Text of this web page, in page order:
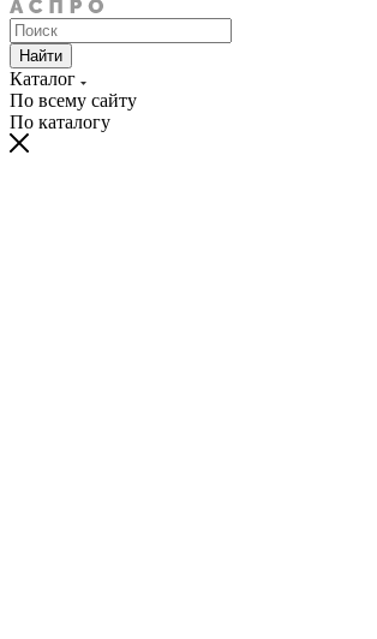
Найти
Каталог
По всему сайту
По каталогу